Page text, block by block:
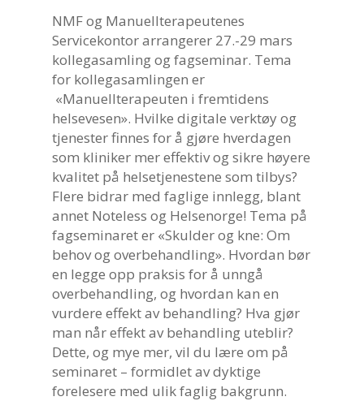
NMF og Manuellterapeutenes
Servicekontor arrangerer 27.-29 mars
kollegasamling og fagseminar. Tema
for kollegasamlingen er
«Manuellterapeuten i fremtidens
helsevesen». Hvilke digitale verktøy og
tjenester finnes for å gjøre hverdagen
som kliniker mer effektiv og sikre høyere
kvalitet på helsetjenestene som tilbys?
Flere bidrar med faglige innlegg, blant
annet Noteless og Helsenorge! Tema på
fagseminaret er «Skulder og kne: Om
behov og overbehandling». Hvordan bør
en legge opp praksis for å unngå
overbehandling, og hvordan kan en
vurdere effekt av behandling? Hva gjør
man når effekt av behandling uteblir?
Dette, og mye mer, vil du lære om på
seminaret – formidlet av dyktige
forelesere med ulik faglig bakgrunn.